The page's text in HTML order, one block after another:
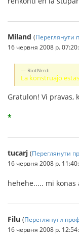
Miland (Переглянути
16 червня 2008 р.
RiotNrrd:
La konstruaĵo
Gratulon! Vi pravas,
*
tucarj (Переглянути
16 червня 2008 р.
hehehe..... mi
Filu (Переглянути
16 червня 2008 р.